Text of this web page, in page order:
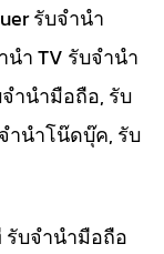
รับจำนำ
ำ TV รับจำนำ
ำนำมือถือ, รับ
ำนำโน๊ดบุ๊ค, รับ
รับจำนำมือถือ